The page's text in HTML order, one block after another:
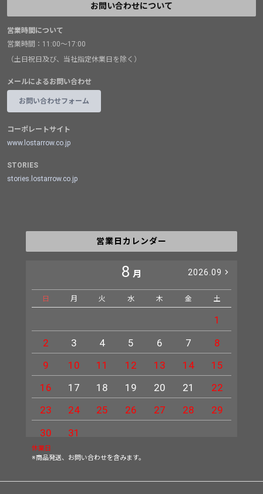
お問い合わせについて
営業時間について
営業時間：11:00～17:00
（土日祝日及び、当社指定休業日を除く）
メールによるお問い合わせ
お問い合わせフォーム
コーポレートサイト
www.lostarrow.co.jp
STORIES
stories.lostarrow.co.jp
営業日カレンダー
8 月 2026.09
日 月 火 水 木 金 土
1
2
3 4 5 6 7
8
9
10 11 12 13 14
15
16
17 18 19 20 21
22
23
24 25 26 27 28
29
30
31
休業日
※商品発送、お問い合わせを含みます。